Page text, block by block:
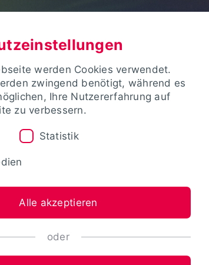
werden Cookies verwendet.
zwingend benötigt, während es
Ihre Nutzererfahrung auf
zu verbessern.
Statistik
Alle akzeptieren
oder